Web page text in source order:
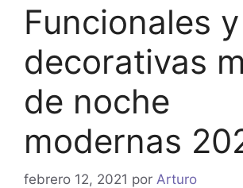
Funcionales y
decorativas
de noche
modernas
febrero 12, 2021 por Arturo